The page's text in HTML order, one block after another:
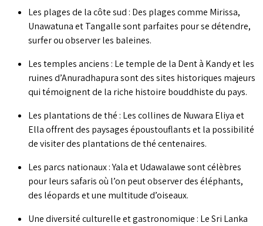
Les plages de la côte sud : Des plages comme Mirissa,
Unawatuna et Tangalle sont parfaites pour se détendre,
surfer ou observer les baleines.
Les temples anciens : Le temple de la Dent à Kandy et les
ruines d’Anuradhapura sont des sites historiques majeurs
qui témoignent de la riche histoire bouddhiste du pays.
Les plantations de thé : Les collines de Nuwara Eliya et
Ella offrent des paysages époustouflants et la possibilité
de visiter des plantations de thé centenaires.
Les parcs nationaux : Yala et Udawalawe sont célèbres
pour leurs safaris où l’on peut observer des éléphants,
des léopards et une multitude d’oiseaux.
Une diversité culturelle et gastronomique : Le Sri Lanka